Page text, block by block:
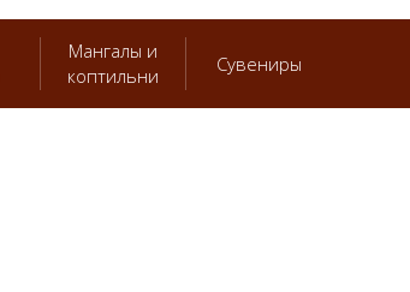
Мангалы и
коптильни
Сувениры